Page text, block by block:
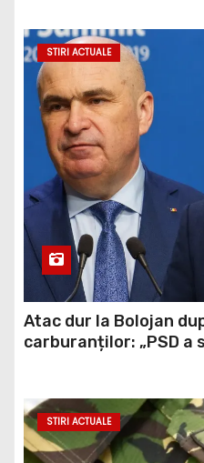
STIRI ACTUALE
Atac dur la Bolojan
carburanților: „PSD a
Dumneavoastră ați
STIRI ACTUALE